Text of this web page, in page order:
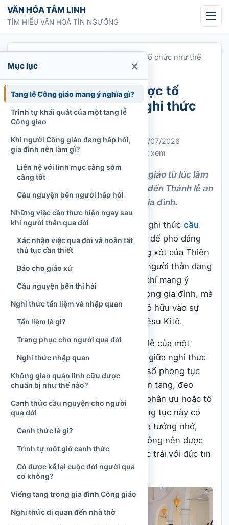
Chuyển tới nội dung
VĂN HÓA TÂM LINH
TÌM HIỂU VĂN HOÁ TÍN NGƯỠNG
Tang lễ Công giáo được tổ chức như thế
nào? Nghi thức và trình tự thực hiện
Tang lễ Công giáo được tổ
chức như thế nào? Nghi thức
và trình tự thực hiện
Chi Tran 15/09/2021 Cập nhật: 26/07/2026
Tang lễ và tưởng niệm
1.031 lượt xem
Tìm hiểu trình tự tang lễ Công giáo từ lúc lâm
chung, nhập quan, canh thức đến Thánh lễ an
táng và an táng tại phần mộ gia đình.
Tang lễCông giáo là một chuỗi nghi thức cầu
nguyệnđược Hội Thánh cử hành để phó dâng
người đã qua đời cho lòng thương xót của Thiên
Chúa, đồng thời nâng đỡ những người thân đang
đau buồn. Vì thế, tang lễ không chỉ mang ý
nghĩa tiễn biệt một thành viên trong gia đình, mà
còn diễn tả đức tin của người Kitô hữu vào sự
chết và sự phục sinh của Đức Giêsu Kitô.
Trong thực tế tại Việt Nam, tang lễ của một
người Công giáo thường kết hợp giữa nghi thức
phụng vụ
của Hội Thánh và một số phong tục
tang ma truyền thống như lập bàn tang, đeo
khăn tang, thắp hương, nhận lời phân ưu hoặc tổ
chức đoàn đưa tang. Những phong tục này có
thể được duy trì khi mang ý nghĩa tưởng nhớ,
hiếu kính và tương trợ, nhưng không nên được
giải thích theo hướng mê tín hoặc trái với đức tin
Kitô giáo.
Mục lục ×
Tang lễ Công giáo mang ý nghĩa gì?
Trình tự khái quát của một tang lễ
Công giáo
Khi người Công giáo đang hấp hối,
gia đình nên làm gì?
Liên hệ với linh mục càng sớm
càng tốt
Cầu nguyện bên người hấp hối
Những việc cần thực hiện ngay sau
khi người thân qua đời
Xác nhận việc qua đời và hoàn tất
thủ tục cần thiết
Báo cho giáo xứ
Cầu nguyện bên thi hài
Nghi thức tẩn liệm và nhập quan
Tẩn liệm là gì?
Trang phục cho người qua đời
Nghi thức nhập quan
Không gian quàn linh cữu được
chuẩn bị như thế nào?
Canh thức cầu nguyện cho người
qua đời
Canh thức là gì?
Trình tự một giờ canh thức
Có được kể lại cuộc đời người quá
cố không?
Viếng tang trong gia đình Công giáo
Nghi thức di quan đến nhà thờ